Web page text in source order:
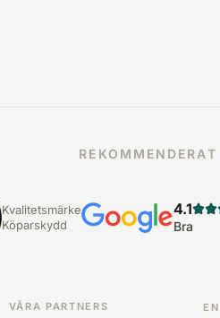
Kvalitetsmärke
Köparskydd
4.1
Bra
VÅRA PARTNERS